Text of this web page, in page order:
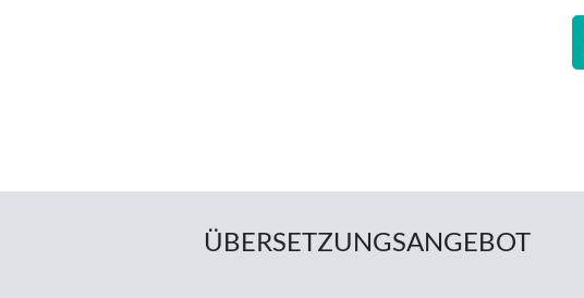
ÜBERSETZUNGSANGEBOT